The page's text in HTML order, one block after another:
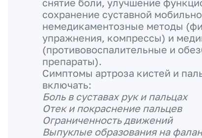
снятие боли, улучшение
сохранение суставной
немедикаментозные методы
упражнения, компрессы) и
(противовоспалительные и
препараты).
Симптомы артроза кистей и
включать:
Боль в суставах рук и пальцах
Отек и покраснение пальцев
Ограниченность движений
Выпуклые образования на